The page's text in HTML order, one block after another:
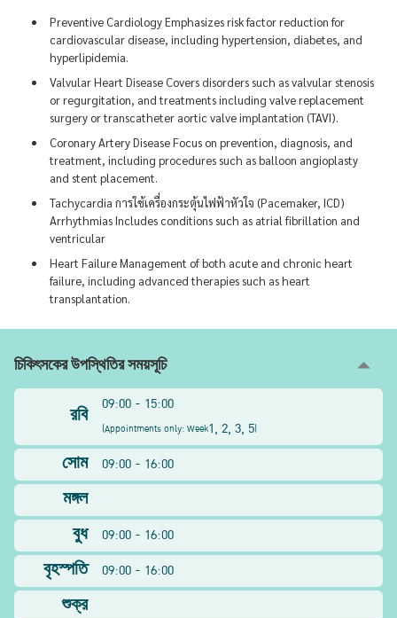
Preventive Cardiology Emphasizes risk factor reduction for
cardiovascular disease, including hypertension, diabetes, and
hyperlipidemia.
Valvular Heart Disease Covers disorders such as valvular stenosis
or regurgitation, and treatments including valve replacement
surgery or transcatheter aortic valve implantation (TAVI).
Coronary Artery Disease Focus on prevention, diagnosis, and
treatment, including procedures such as balloon angioplasty
and stent placement.
Tachycardia การใช้เครื่องกระตุ้นไฟฟ้าหัวใจ (Pacemaker, ICD)
Arrhythmias Includes conditions such as atrial fibrillation and
ventricular
Heart Failure Management of both acute and chronic heart
failure, including advanced therapies such as heart
transplantation.
চিকিৎসকের উপস্থিতির সময়সূচি
রবি
09:00 - 15:00
(Appointments only: Week1, 2, 3, 5)
সোম
09:00 - 16:00
মঙ্গল
বুধ
09:00 - 16:00
বৃহস্পতি
09:00 - 16:00
শুক্র